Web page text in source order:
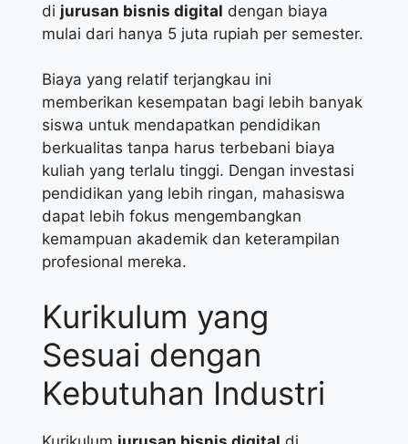
di jurusan bisnis digital dengan biaya
mulai dari hanya 5 juta rupiah per semester.
Biaya yang relatif terjangkau ini
memberikan kesempatan bagi lebih banyak
siswa untuk mendapatkan pendidikan
berkualitas tanpa harus terbebani biaya
kuliah yang terlalu tinggi. Dengan investasi
pendidikan yang lebih ringan, mahasiswa
dapat lebih fokus mengembangkan
kemampuan akademik dan keterampilan
profesional mereka.
Kurikulum yang
Sesuai dengan
Kebutuhan Industri